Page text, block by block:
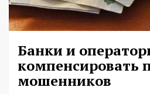
Банки и
компенсировать
мошенников